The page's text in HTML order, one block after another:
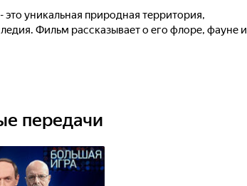
уникальная природная территория,
Фильм рассказывает о его флоре, фауне и
передачи